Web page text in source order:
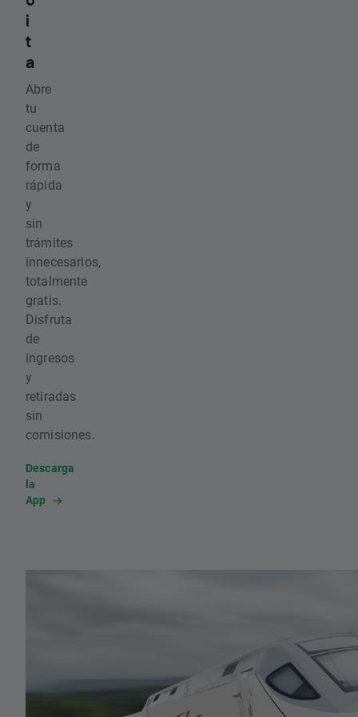
i
t
a
Abre
tu
cuenta
de
forma
rápida
y
sin
trámites
innecesarios,
totalmente
gratis.
Disfruta
de
ingresos
y
retiradas
sin
comisiones.
Descarga
la
App